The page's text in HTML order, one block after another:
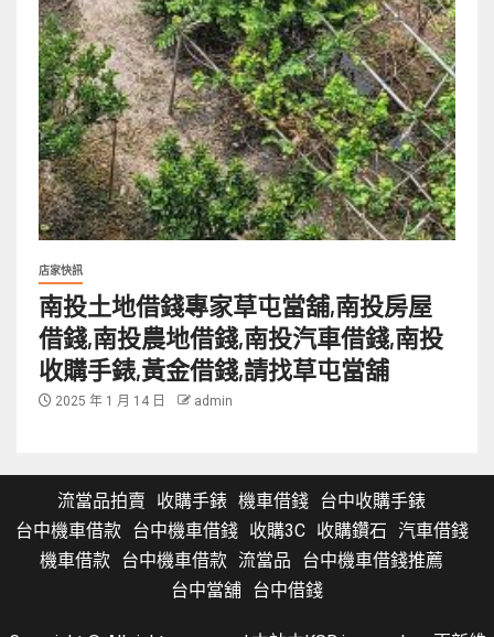
店家快訊
南投土地借錢專家草屯當舖,南投房屋
借錢,南投農地借錢,南投汽車借錢,南投
收購手錶,黃金借錢,請找草屯當舖
2025 年 1 月 14 日 admin
流當品拍賣 收購手錶 機車借錢 台中收購手錶
台中機車借款
台中機車借錢 收購3C 收購鑽石 汽車借錢
機車借款 台中機車借款 流當品
台中機車借錢推薦
台中當舖 台中借錢